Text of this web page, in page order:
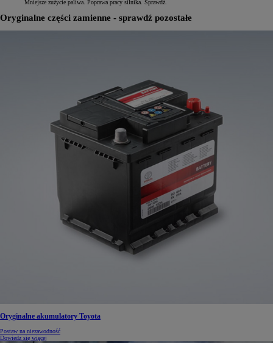
Mniejsze zużycie paliwa. Poprawa pracy silnika. Sprawdź.
Oryginalne części zamienne - sprawdź pozostałe
Oryginalne akumulatory Toyota
Postaw na niezawodność
Dowiedz się więcej